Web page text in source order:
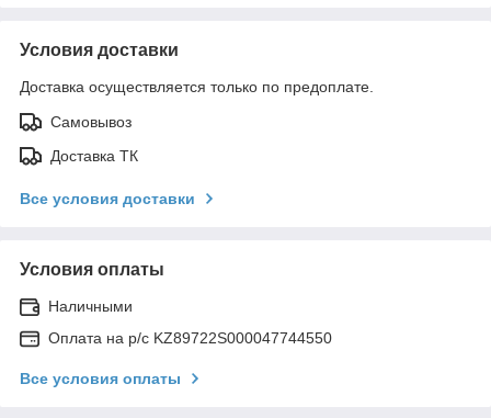
Условия доставки
Доставка осуществляется только по предоплате.
Самовывоз
Доставка ТК
Все условия доставки
Условия оплаты
Наличными
Оплата на р/с KZ89722S000047744550
Все условия оплаты